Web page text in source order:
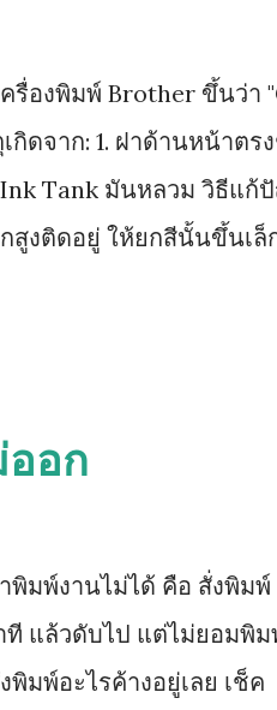
องพิมพ์ Brother ขึ้นว่า
กิดจาก: 1. ฝาด้านหน้าตร
Tank มันหลวม วิธีแก้ปั
สูงติดอยู่ ให้ยกสีนั้นขึ้นเล็
เป็นแท่งเสียบอยู่ด้
อก
มพ์งานไม่ได้ คือ สั่งพิมพ์
แล้วดับไป แต่ไม่ยอมพิ
มพ์อะไรค้างอยู่เลย เช็ค